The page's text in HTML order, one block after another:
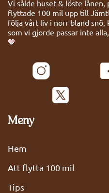
Vi sålde huset & löste
flyttade 100 mil upp till
följa vårt liv i norr bland
som vi gjorde passar inte
🤎
Meny
Hem
Att flytta 100 mil
Tips